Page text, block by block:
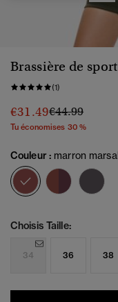
1
Brassière de
(1)
€31.49Prix réduit de
€44.99à
Tu économises 30 %
Couleur : marron
sélectionné
Choisis Taille:
34 36 38